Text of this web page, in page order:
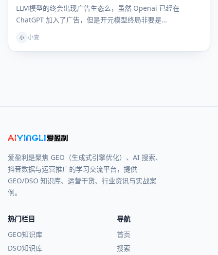
LLM模型的终会出现广告生态么，虽然 Openai 已经在
ChatGPT 加入了广告，但是开元模型终局非要是…
小 小查
爱盈利是聚焦 GEO（生成式引擎优化）、AI 搜索、
抖音数据与运营推广的学习交流平台，提供
GEO/DSO 知识库、运营干货、行业资讯与实战案
例。
热门栏目
GEO知识库
DSO知识库
导航
首页
搜索